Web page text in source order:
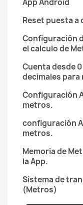
App Android
Reset puesta a
Configuración
el calculo de
Cuenta desde
decimales
Configuración
metros.
configuración
metros.
Memoria de
la App.
Sistema de
(Metros)